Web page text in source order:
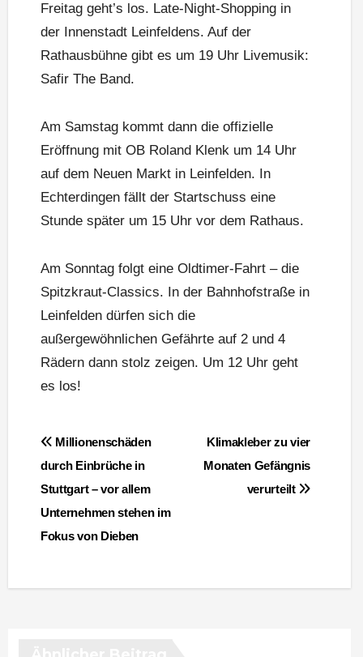
Freitag geht’s los. Late-Night-Shopping in
der Innenstadt Leinfeldens. Auf der
Rathausbühne gibt es um 19 Uhr Livemusik:
Safir The Band.
Am Samstag kommt dann die offizielle
Eröffnung mit OB Roland Klenk um 14 Uhr
auf dem Neuen Markt in Leinfelden. In
Echterdingen fällt der Startschuss eine
Stunde später um 15 Uhr vor dem Rathaus.
Am Sonntag folgt eine Oldtimer-Fahrt – die
Spitzkraut-Classics. In der Bahnhofstraße in
Leinfelden dürfen sich die
außergewöhnlichen Gefährte auf 2 und 4
Rädern dann stolz zeigen. Um 12 Uhr geht
es los!
BeitragsnavigationKlimakleber zu vier
Monaten Gefängnis
verurteilt
Millionenschäden
durch Einbrüche in
Stuttgart – vor allem
Unternehmen stehen im
Fokus von Dieben